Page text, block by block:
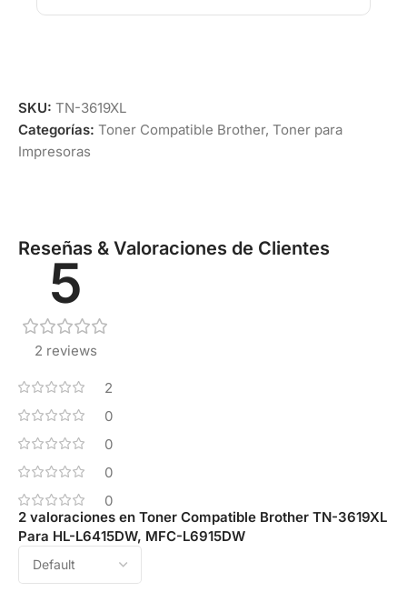
SKU: TN-3619XL
Categorías: Toner Compatible Brother, Toner para
Impresoras
Reseñas & Valoraciones de Clientes
5
2 reviews
2
0
0
0
0
2 valoraciones en Toner Compatible Brother TN-3619XL
Para HL-L6415DW, MFC-L6915DW